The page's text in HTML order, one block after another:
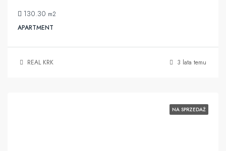
130.30 m2
APARTMENT
REAL KRK 3 lata temu
NA SPRZEDAŻ